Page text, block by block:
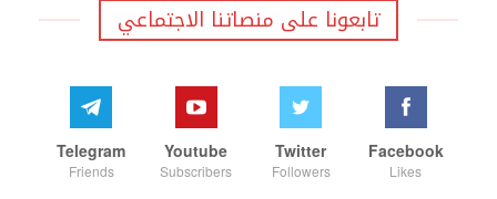
تابعونا على منصاتنا الاجتماعي
Facebook
Likes
Twitter
Followers
Youtube
Subscribers
Telegram
Friends